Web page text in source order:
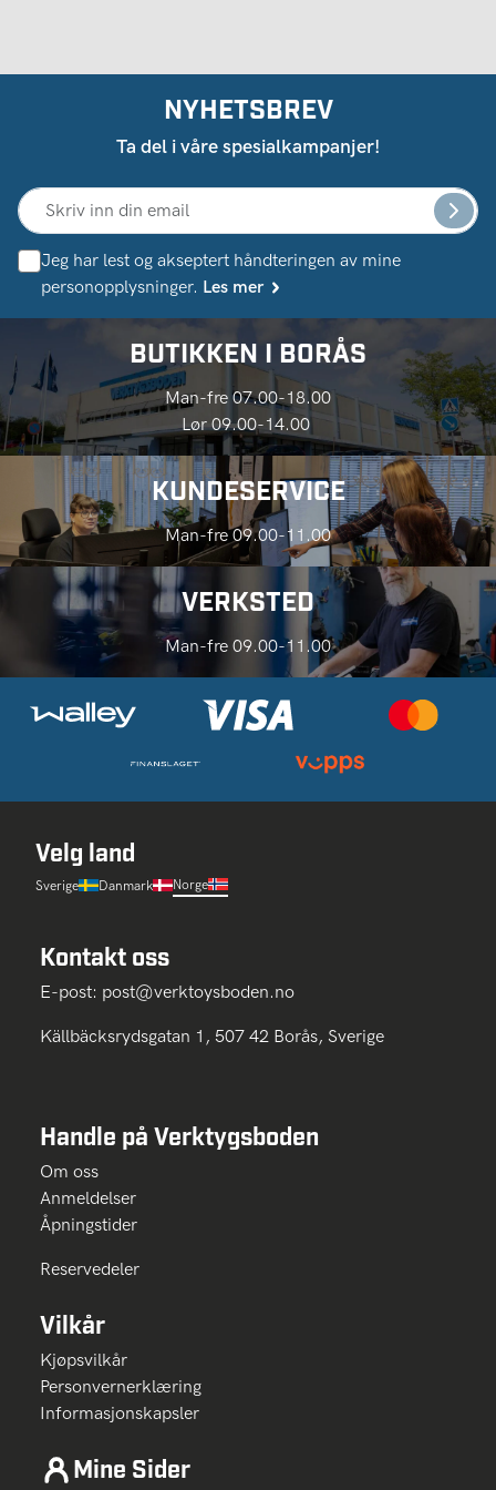
NYHETSBREV
Ta del i våre spesialkampanjer!
Jeg har lest og akseptert håndteringen av mine
personopplysninger. Les mer
BUTIKKEN I BORÅS
Man-fre 07.00-18.00
Lør 09.00-14.00
KUNDESERVICE
Man-fre 09.00-11.00
VERKSTED
Man-fre 09.00-11.00
Velg land
Sverige Danmark Norge
Kontakt oss
E-post: post@verktoysboden.no
Källbäcksrydsgatan 1, 507 42 Borås, Sverige
Handle på Verktygsboden
Om oss
Anmeldelser
Åpningstider
Reservedeler
Vilkår
Kjøpsvilkår
Personvernerklæring
Informasjonskapsler
Mine Sider